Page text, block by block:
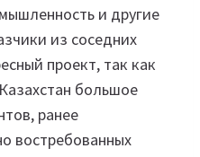
и другие
из соседних
проект, так как
большое
ранее
востребованных